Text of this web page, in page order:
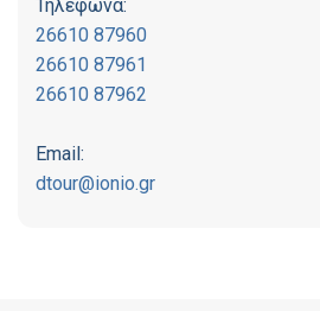
Τηλέφωνα:
26610 87960
26610 87961
26610 87962
Email:
dtour@ionio.gr